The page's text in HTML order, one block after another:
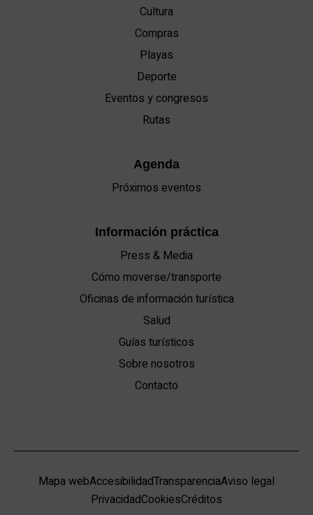
Cultura
Compras
Playas
Deporte
Eventos y congresos
Rutas
Agenda
Próximos eventos
Información práctica
Press & Media
Cómo moverse/transporte
Oficinas de información turística
Salud
Guías turísticos
Sobre nosotros
Contacto
Mapa webAccesibilidadTransparenciaAviso legal
PrivacidadCookiesCréditos